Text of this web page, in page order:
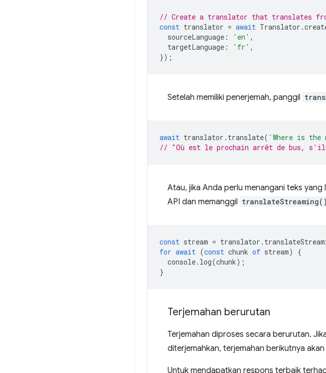
// Create a translator that translates
const translator = await Translator .
sourceLanguage : 'en' ,
targetLanguage : 'fr' ,
});
Setelah memiliki penerjemah, panggil
await translator . translate( 'Where is the
// "Où est le prochain arrêt de bus,
Atau, jika Anda perlu menangani teks
API dan memanggil translateStreaming()
const stream = translator .
for await (const chunk of stream)
{
console. log(chunk);
}
Terjemahan berurutan
Terjemahan diproses secara berurutan.
diterjemahkan, terjemahan berikutnya
Untuk mendapatkan respons terbaik